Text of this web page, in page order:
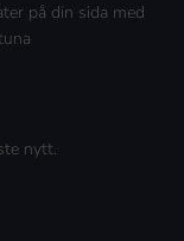
på din sida med
nytt.